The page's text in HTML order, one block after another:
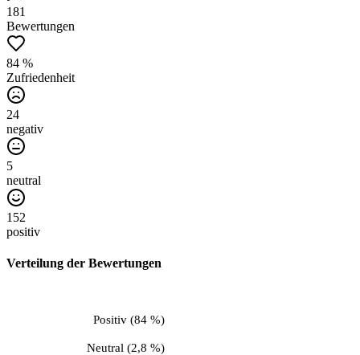
181
Bewertungen
84 %
Zufriedenheit
24
negativ
5
neutral
152
positiv
Verteilung der Bewertungen
Neutral (2,8 %)
Positiv(84 %)